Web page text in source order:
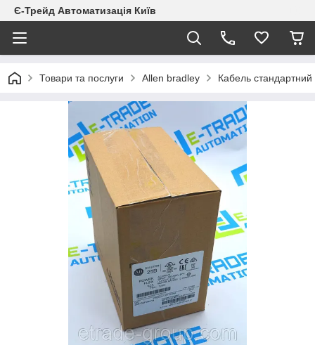
Є-Трейд Автоматизація Київ
Товари та послуги Allen bradley Кабель